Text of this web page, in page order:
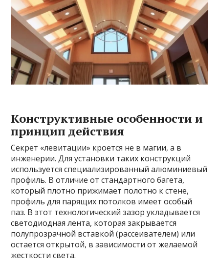
Конструктивные особенности и
принцип действия
Секрет «левитации» кроется не в магии, а в
инженерии. Для установки таких конструкций
используется специализированный алюминиевый
профиль. В отличие от стандартного багета,
который плотно прижимает полотно к стене,
профиль для парящих потолков имеет особый
паз. В этот технологический зазор укладывается
светодиодная лента, которая закрывается
полупрозрачной вставкой (рассеивателем) или
остается открытой, в зависимости от желаемой
жесткости света.